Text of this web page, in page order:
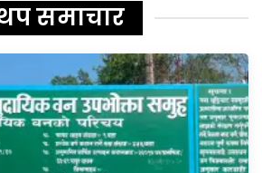
समाचार